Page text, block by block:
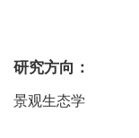
研究方向：
景观生态学